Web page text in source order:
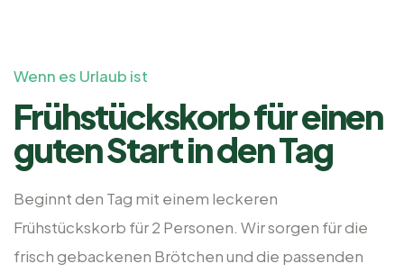
Wenn es Urlaub ist
Frühstückskorb für einen
guten Start in den Tag
Beginnt den Tag mit einem leckeren
Frühstückskorb für 2 Personen. Wir sorgen für die
frisch gebackenen Brötchen und die passenden